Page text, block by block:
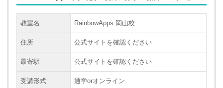
教室名 RainbowApps 岡山校
住所 公式サイトを確認ください
最寄駅 公式サイトを確認ください
受講形式 通学orオンライン